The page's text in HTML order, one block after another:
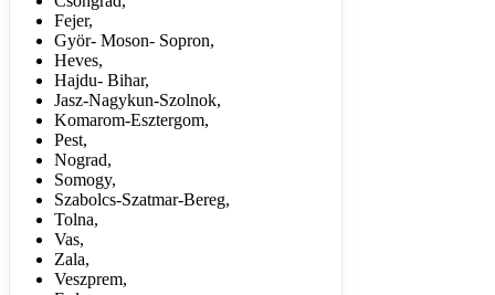
Fejer,
Györ- Moson- Sopron,
Heves,
Hajdu- Bihar,
Jasz-Nagykun-Szolnok,
Komarom-Esztergom,
Pest,
Nograd,
Somogy,
Szabolcs-Szatmar-Bereg,
Tolna,
Vas,
Zala,
Veszprem,